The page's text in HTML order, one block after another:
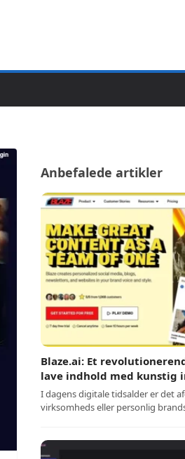
Anbefalede artikler
Blaze.ai: Et
lave indhold med kunstig
I dagens digitale tidsalder er det
virksomheds eller personlig